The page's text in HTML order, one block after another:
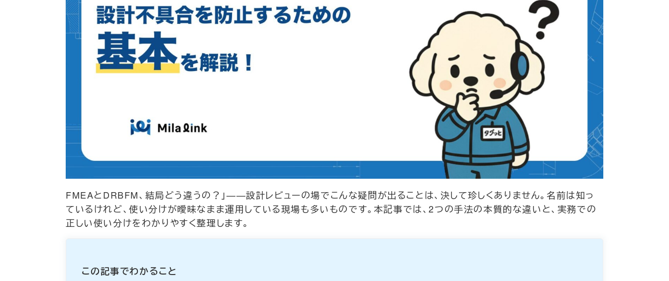
FMEAとDRBFM、結局どう違うの？」——設計レビューの場でこんな疑問が出ることは、決して珍しくありません。名前は知っ
ているけれど、使い分けが曖昧なまま運用している現場も多いものです。本記事では、2つの手法の本質的な違いと、実務での
正しい使い分けをわかりやすく整理します。
この記事でわかること